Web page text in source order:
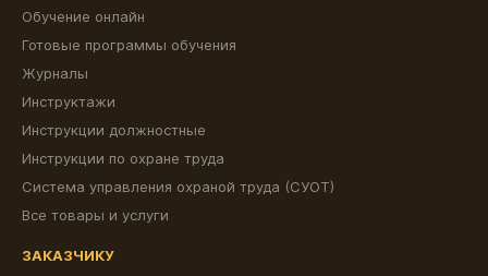
Обучение онлайн
Готовые программы обучения
Журналы
Инструктажи
Инструкции должностные
Инструкции по охране труда
Система управления охраной труда (СУОТ)
Все товары и услуги
ЗАКАЗЧИКУ